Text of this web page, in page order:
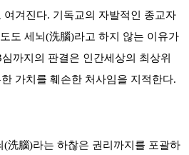
겨진다. 기독교의 자발적인 종교자
도 세뇌(洗腦)라고 하지 않는 이유가
까지의 판결은 인간세상의 최상위
가치를 훼손한 처사임을 지적한다.
(洗腦)라는 하찮은 권리까지를 포괄하